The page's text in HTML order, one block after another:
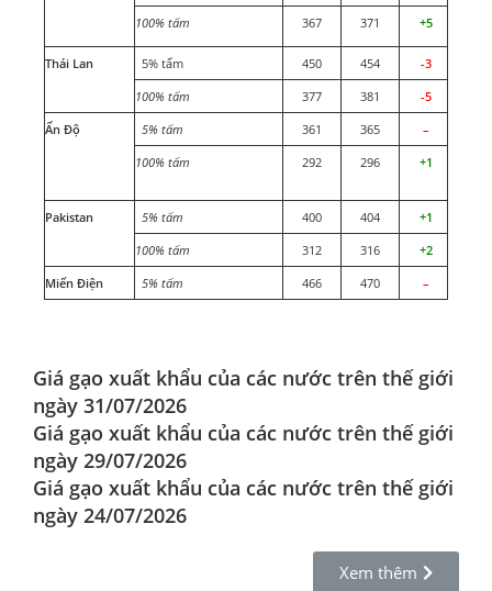
100% tấm 367 371 +5
Thái Lan 5% tấm 450 454
-3
100% tấm
377 381
-5
Ấn Độ
5% tấm 361 365
–
100% tấm
292 296 +1
Pakistan 5% tấm 400 404
+1
100% tấm
312 316
+2
Miến Điện
5% tấm 466 470 –
Giá gạo xuất khẩu của các nước trên thế giới
ngày 31/07/2026
Giá gạo xuất khẩu của các nước trên thế giới
ngày 29/07/2026
Giá gạo xuất khẩu của các nước trên thế giới
ngày 24/07/2026
Xem thêm